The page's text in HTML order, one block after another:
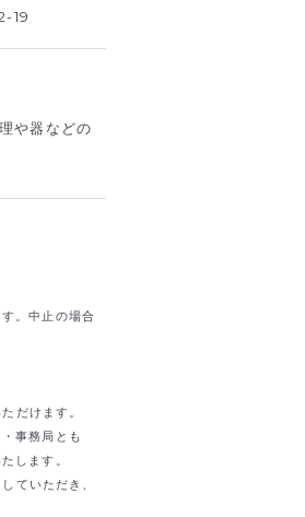
19
や器などの
。中止の場合
だけます。
事務局とも
します。
ていただき、